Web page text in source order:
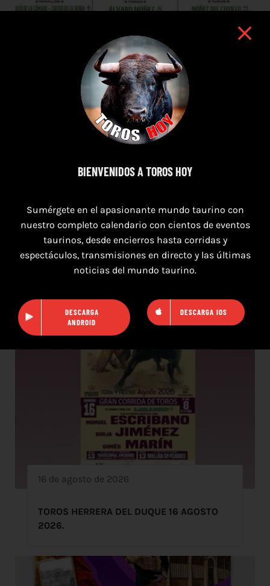
7 de agosto de 2026
TOROS PUERTO DE SANTA MARÍA DEL 7 AL 9
DE AGOSTO 2026
16 de agosto de 2026
TOROS HERRERA DEL DUQUE 16 AGOSTO
2026.
BIENVENIDOS A TOROS HOY
Sumérgete en el apasionante mundo taurino con
nuestro completo calendario con cientos de eventos
taurinos, desde encierros hasta corridas y
espectáculos, transmisiones en directo y las últimas
noticias del mundo taurino.
DESCARGA
ANDROID
DESCARGA IOS